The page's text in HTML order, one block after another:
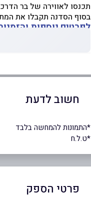
תכנסו לאווירה של בר
בסוף הסדנה תקבלו את
לפרטים נוספות
חשוב לדעת
ָ*התמונות להמחשה בלבד
*ט.ל.ח
פרטי הספק